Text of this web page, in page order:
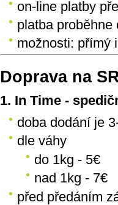
on-line platby
platba
možnosti: přímý
Doprava na
1. In Time -
doba dodání je
dle váhy
do 1kg - 5€
nad 1kg - 7€
před předáním